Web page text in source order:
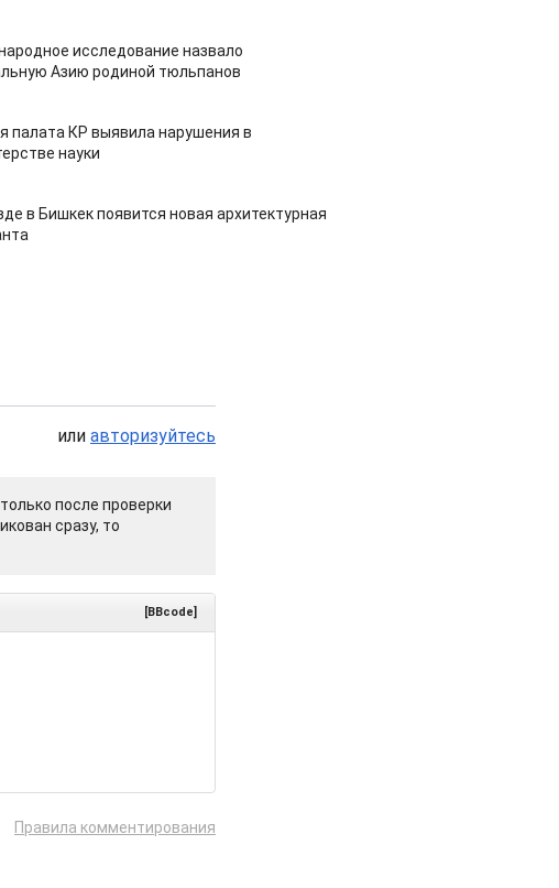
исследование назвало
Азию родиной тюльпанов
палата КР выявила нарушения в
науки
в Бишкек появится новая архитектурная
или авторизуйтесь
после проверки
сразу, то
[BBcode]
Правила комментирования